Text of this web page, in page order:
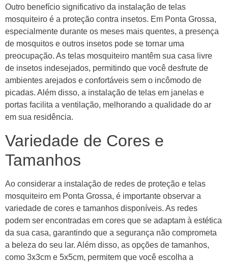
Outro benefício significativo da instalação de telas
mosquiteiro é a proteção contra insetos. Em Ponta Grossa,
especialmente durante os meses mais quentes, a presença
de mosquitos e outros insetos pode se tornar uma
preocupação. As telas mosquiteiro mantêm sua casa livre
de insetos indesejados, permitindo que você desfrute de
ambientes arejados e confortáveis sem o incômodo de
picadas. Além disso, a instalação de telas em janelas e
portas facilita a ventilação, melhorando a qualidade do ar
em sua residência.
Variedade de Cores e
Tamanhos
Ao considerar a instalação de redes de proteção e telas
mosquiteiro em Ponta Grossa, é importante observar a
variedade de cores e tamanhos disponíveis. As redes
podem ser encontradas em cores que se adaptam à estética
da sua casa, garantindo que a segurança não comprometa
a beleza do seu lar. Além disso, as opções de tamanhos,
como 3x3cm e 5x5cm, permitem que você escolha a